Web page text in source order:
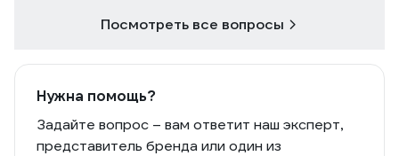
в случае сигнализации по верхнему
воды уже упадет ниже датчика.
Посмотреть все вопросы
Нужна помощь?
Задайте вопрос – вам ответит наш эксперт,
представитель бренда или один из